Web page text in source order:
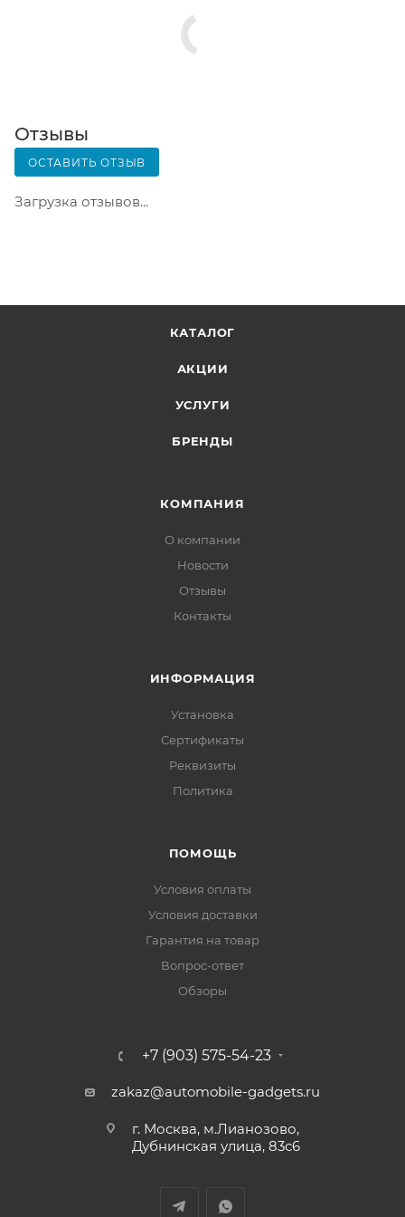
Почтовая доставка через почту России. Когда
заказ придет в отделение, на ваш адрес придет
Вскрывать коробку самостоятельно вы можете
только после оплаты заказа. Один заказ может
содержать не больше 10 позиций и его стоимость
не должна превышать 100 000 р.
Отзывы
ОСТАВИТЬ ОТЗЫВ
Загрузка отзывов...
КАТАЛОГ
АКЦИИ
УСЛУГИ
БРЕНДЫ
КОМПАНИЯ
О компании
Новости
Отзывы
Контакты
ИНФОРМАЦИЯ
Установка
Сертификаты
Реквизиты
Политика
ПОМОЩЬ
Условия оплаты
Условия доставки
Гарантия на товар
Вопрос-ответ
Обзоры
+7 (903) 575-54-23
zakaz@automobile-gadgets.ru
г. Москва, м.Лианозово,
Дубнинская улица, 83с6